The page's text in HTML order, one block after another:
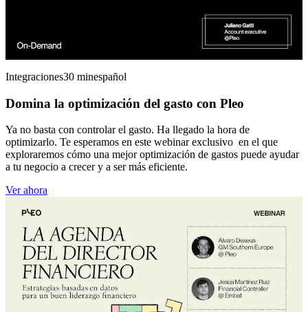
Integraciones30 minespañol
Domina la optimización del gasto con Pleo
Ya no basta con controlar el gasto. Ha llegado la hora de
optimizarlo. Te esperamos en este webinar exclusivo en el que
exploraremos cómo una mejor optimización de gastos puede ayudar
a tu negocio a crecer y a ser más eficiente.
Ver ahora